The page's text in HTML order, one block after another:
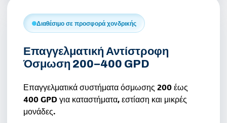
Διαθέσιμο σε προσφορά χονδρικής
Επαγγελματική Αντίστροφη
Όσμωση 200–400 GPD
Επαγγελματικά συστήματα όσμωσης 200 έως
400 GPD για καταστήματα, εστίαση και μικρές
μονάδες.